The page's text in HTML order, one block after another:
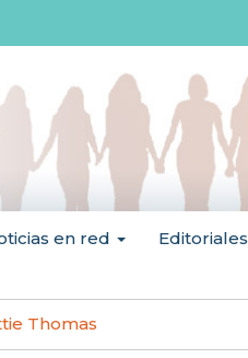
en red Editoriales
Thomas